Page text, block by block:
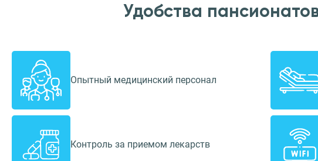
Удобства
Опытный медицинский персонал
Контроль за приемом лекарств